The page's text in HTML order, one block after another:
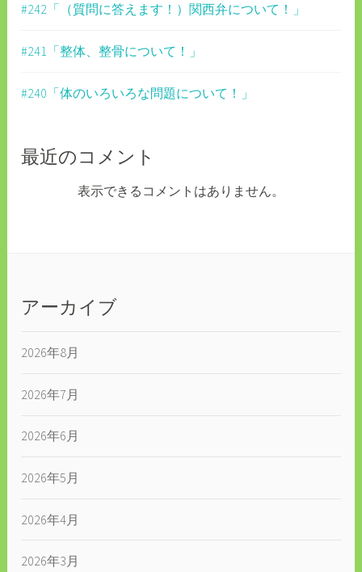
#242「（質問に答えます！）関西弁について！」
#241「整体、整骨について！」
#240「体のいろいろな問題について！」
最近のコメント
表示できるコメントはありません。
アーカイブ
2026年8月
2026年7月
2026年6月
2026年5月
2026年4月
2026年3月